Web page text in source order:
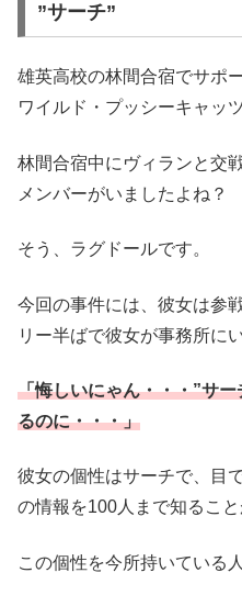
”サーチ”
雄英高校の林間合宿でサポ
ワイルド・プッシーキャッ
林間合宿中にヴィランと交
メンバーがいましたよね？
そう、ラグドールです。
今回の事件には、彼女は参
リー半ばで彼女が事務所に
「悔しいにゃん・・・”サ
るのに・・・」
彼女の個性はサーチで、目
の情報を100人まで知ること
この個性を今所持いている